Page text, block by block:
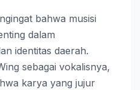
bahwa musisi
dalam
identitas daerah.
sebagai vokalisnya,
karya yang jujur